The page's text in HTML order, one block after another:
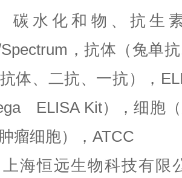
碳水化和物、抗生
，抗体（兔单
体、二抗、一抗），
ELISA Kit），细胞（
瘤细胞），ATCC
海恒远生物科技有限